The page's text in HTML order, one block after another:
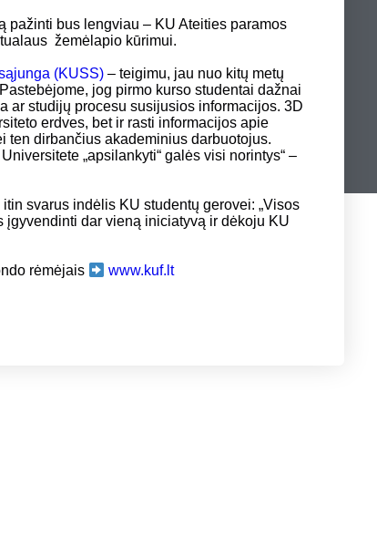
pažinti bus lengviau – KU Ateities paramos
žemėlapio kūrimui.
(KUSS) – teigimu, jau nuo kitų metų
jog pirmo kurso studentai dažnai
ar studijų procesu susijusios informacijos. 3D
erdves, bet ir rasti informacijos apie
ten dirbančius akademinius darbuotojus.
„apsilankyti“ galės visi norintys“ –
svarus indėlis KU studentų gerovei: „Visos
dar vieną iniciatyvą ir dėkoju KU
rėmėjais www.kuf.lt